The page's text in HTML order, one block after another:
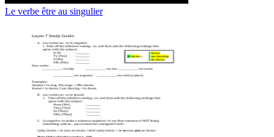
Le verbe être au singulier